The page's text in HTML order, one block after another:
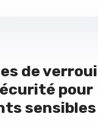
de
pour
sensibles